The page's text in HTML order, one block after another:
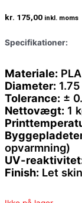
kr. 175,00 inkl. moms
Specifikationer:
Materiale:
Diameter:
Tolerance: ±
Nettovægt: 1
opvarmning)
UV-
Finish: Let